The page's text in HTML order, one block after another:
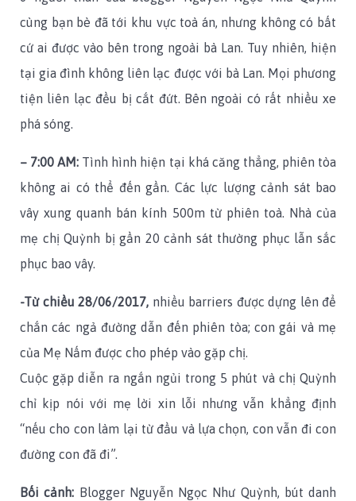
cùng bạn bè đã tới khu vực toà án, nhưng không có bất
cứ ai được vào bên trong ngoài bà Lan. Tuy nhiên, hiện
tại gia đình không liên lạc được với bà Lan. Mọi phương
tiện liên lạc đều bị cắt đứt. Bên ngoài có rất nhiều xe
phá sóng.
– 7:00 AM: Tình hình hiện tại khá căng thẳng, phiên tòa
không ai có thể đến gần. Các lực lượng cảnh sát bao
vây xung quanh bán kính 500m từ phiên toà. Nhà của
mẹ chị Quỳnh bị gần 20 cảnh sát thường phục lẫn sắc
phục bao vây.
-Từ chiều 28/06/2017, nhiều barriers được dựng lên để
chắn các ngả đường dẫn đến phiên tòa; con gái và mẹ
của Mẹ Nấm được cho phép vào gặp chị.
Cuộc gặp diễn ra ngắn ngủi trong 5 phút và chị Quỳnh
chỉ kịp nói với mẹ lời xin lỗi nhưng vẫn khẳng định
“nếu cho con làm lại từ đầu và lựa chọn, con vẫn đi con
đường con đã đi”.
Bối cảnh: Blogger Nguyễn Ngọc Như Quỳnh, bút danh